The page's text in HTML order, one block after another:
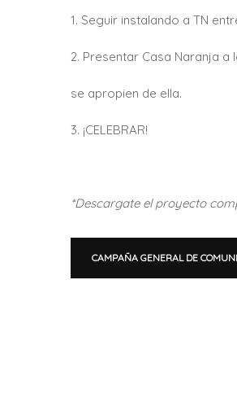
1. Seguir instalando a TN
2. Presentar Casa Naranja
se apropien de ella.
3. ¡CELEBRAR!
*Descargate el proyecto
CAMPAÑA GENERAL DE